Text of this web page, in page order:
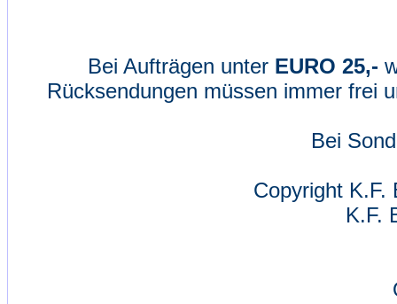
Bei Aufträgen unter EURO 25,-
Rücksendungen müssen immer frei
Bei
Copyright
K.F.